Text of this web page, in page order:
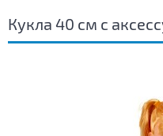
Кукла 40 см с